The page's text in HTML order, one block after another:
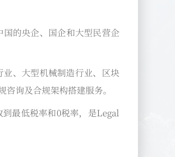
的央企、国企和大型民营企
、大型机械制造行业、区块
询及合规架构搭建服务。
最低税率和0税率，是Legal